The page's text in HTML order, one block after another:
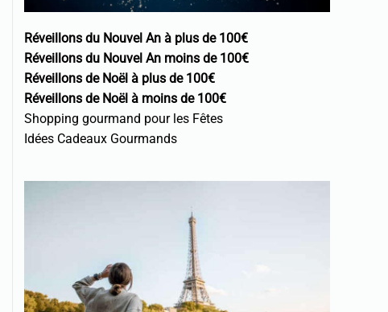
Réveillons du Nouvel An à plus de 100€
Réveillons du Nouvel An moins de 100€
Réveillons de Noël à plus de 100€
Réveillons de Noël à moins de 100€
Shopping gourmand pour les Fêtes
Idées Cadeaux Gourmands